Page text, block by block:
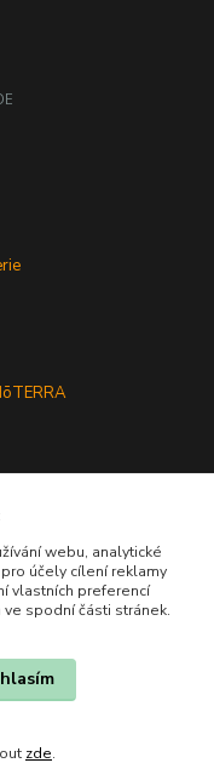
webu, analytické
účely cílení reklamy
vlastních preferencí
spodní části stránek.
zde.